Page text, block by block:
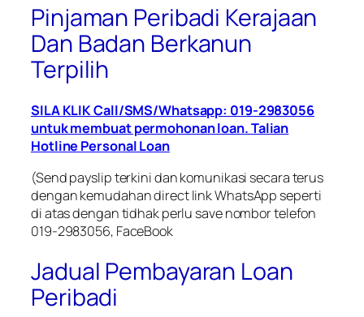
Pinjaman Peribadi Kerajaan
Dan Badan Berkanun
Terpilih
SILA KLIK Call/SMS/Whatsapp: 019-2983056
untuk membuat permohonan loan. Talian
Hotline Personal Loan
(Send payslip terkini dan komunikasi secara terus
dengan kemudahan direct link WhatsApp seperti
di atas dengan tidhak perlu save nombor telefon
019-2983056, FaceBook
Jadual Pembayaran Loan
Peribadi